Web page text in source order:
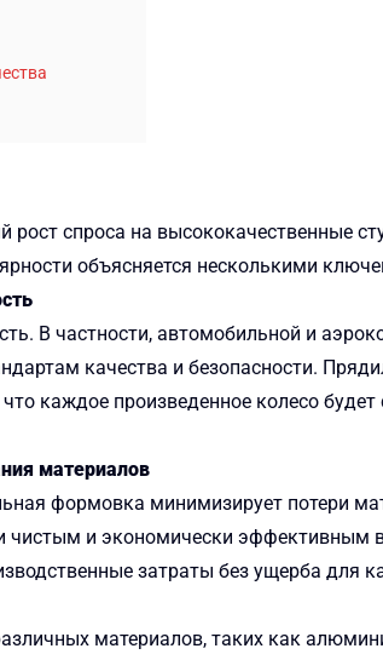
спроса на высококачественные
объясняется несколькими
В частности, автомобильной и
качества и безопасности.
каждое произведенное колесо
материалов
формовка минимизирует потери
чистым и экономически эффективным
затраты без ущерба для
материалов, таких как